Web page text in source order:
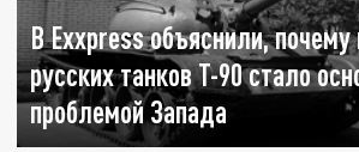
В Exxpress объяснили, почему
русских танков Т-90 стало
проблемой Запада